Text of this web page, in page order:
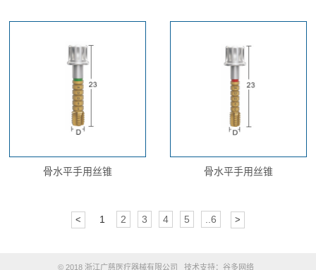
骨水平手用丝锥 骨水平手用丝锥
< 1 2 3 4 5 ..6 >
© 2018 浙江广慈医疗器械有限公司 技术支持： 谷多网络